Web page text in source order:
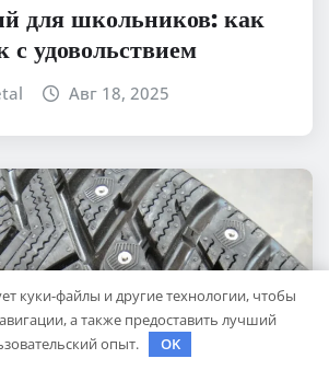
для школьников: как
с удовольствием
Авг 18, 2025
куки-файлы и другие технологии, чтобы
а также предоставить лучший
опыт.
OK